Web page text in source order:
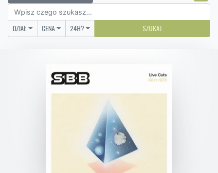
DZIAŁ CENA 24H? SZUKAJ